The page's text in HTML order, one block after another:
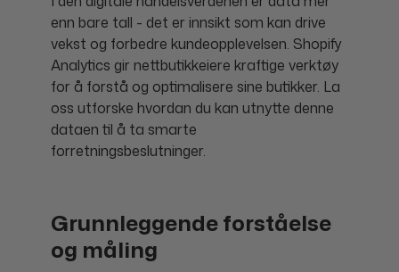
enn bare tall - det er innsikt som kan drive
vekst og forbedre kundeopplevelsen. Shopify
Analytics gir nettbutikkeiere kraftige verktøy
for å forstå og optimalisere sine butikker. La
oss utforske hvordan du kan utnytte denne
dataen til å ta smarte
forretningsbeslutninger.
Grunnleggende forståelse
og måling